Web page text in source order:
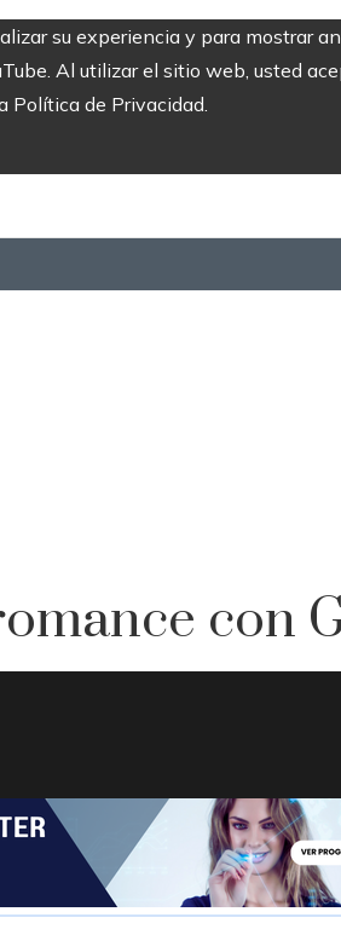
su experiencia y para mostrar
Al utilizar el sitio web, usted
Política de Privacidad.
con